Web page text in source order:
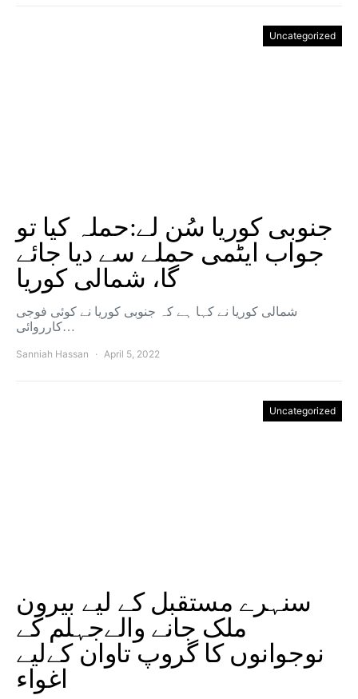
Uncategorized
جنوبی کوریا سُن لے:حملہ کیا تو
جواب ایٹمی حملے سے دیا جائے
گا، شمالی کوریا
شمالی کوریا نے کہا ہے کہ جنوبی کوریا نے کوئی فوجی
کارروائی…
Sanniah Hassan April 5, 2022
Uncategorized
سنہرے مستقبل کے لیے بیرون
ملک جانے والےجہلم کے
نوجوانوں کا گروپ تاوان کےلیے
اغواء